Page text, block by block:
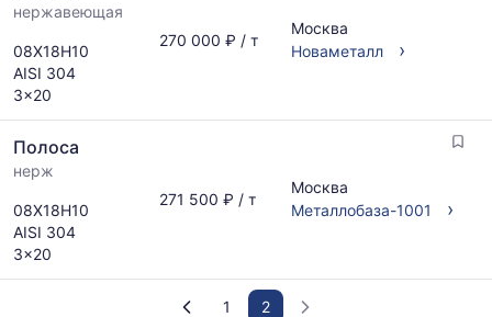
нержавеющая
08Х18Н10
AISI 304
3x20
270 000 ₽ / т
Москва
Новаметалл
›
Полоса
нерж
08Х18Н10
AISI 304
3x20
271 500 ₽ / т
Москва
Металлобаза-1001
›
1 2